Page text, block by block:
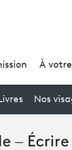
À
Livres Nos
–